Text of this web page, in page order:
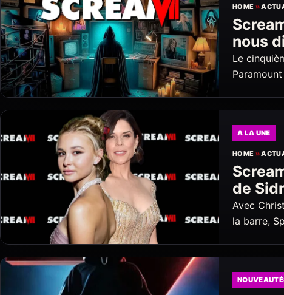
HOME »
nous
Le
A LA UNE
HOME »
de
Avec
la barre,